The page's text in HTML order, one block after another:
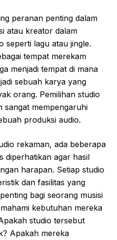
peranan penting dalam
atau kreator dalam
seperti lagu atau jingle.
tempat merekam
menjadi tempat di mana
sebuah karya yang
orang. Pemilihan studio
sangat mempengaruhi
produksi audio.
rekaman, ada beberapa
diperhatikan agar hasil
harapan. Setiap studio
dan fasilitas yang
bagi seorang musisi
kebutuhan mereka
studio tersebut
Apakah mereka